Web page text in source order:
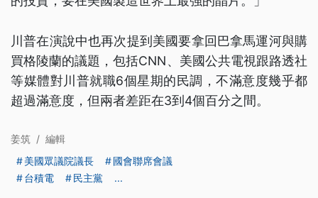
川普在演說中也再次提到美國要拿回巴拿馬運河與購
買格陵蘭的議題，包括CNN、美國公共電視跟路透社
等媒體對川普就職6個星期的民調，不滿意度幾乎都
超過滿意度，但兩者差距在3到4個百分之間。
姜筑 / 編輯
美國眾議院議長
國會聯席會議
台積電
民主黨 ...